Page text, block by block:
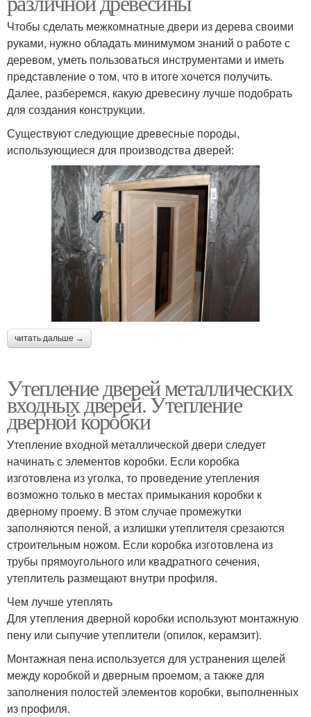
Чтобы сделать межкомнатные двери из дерева своими
руками, нужно обладать минимумом знаний о работе с
деревом, уметь пользоваться инструментами и иметь
представление о том, что в итоге хочется получить.
Далее, разберемся, какую древесину лучше подобрать
для создания конструкции.
Существуют следующие древесные породы,
использующиеся для производства дверей:
читать дальше →
Утепление дверей металлических
входных дверей. Утепление
дверной коробки
Утепление входной металлической двери следует
начинать с элементов коробки. Если коробка
изготовлена из уголка, то проведение утепления
возможно только в местах примыкания коробки к
дверному проему. В этом случае промежутки
заполняются пеной, а излишки утеплителя срезаются
строительным ножом. Если коробка изготовлена из
трубы прямоугольного или квадратного сечения,
утеплитель размещают внутри профиля.
Чем лучше утеплять
Для утепления дверной коробки используют монтажную
пену или сыпучие утеплители (опилок, керамзит).
Монтажная пена используется для устранения щелей
между коробкой и дверным проемом, а также для
заполнения полостей элементов коробки, выполненных
из профиля.